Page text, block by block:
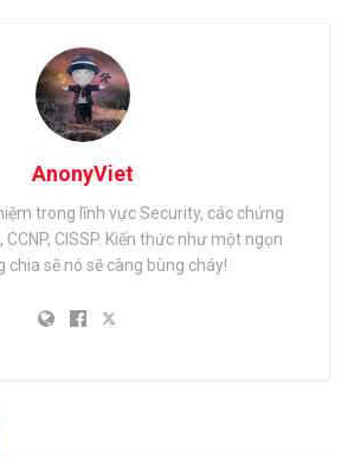
AnonyViet
trong lĩnh vực Security, các chứng
CCNP, CISSP. Kiến thức như một ngọn
chia sẽ nó sẽ càng bùng cháy!